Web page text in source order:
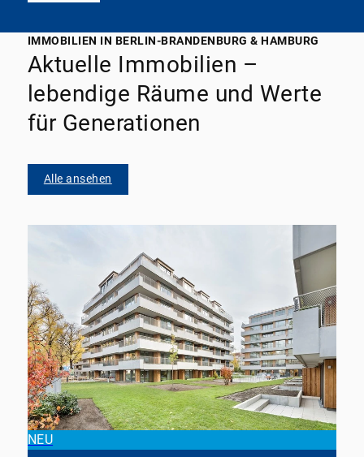
IMMOBILIEN IN BERLIN-BRANDENBURG & HAMBURG
Aktuelle Immobilien –
lebendige Räume und Werte
für Generationen
Alle ansehen
NEU